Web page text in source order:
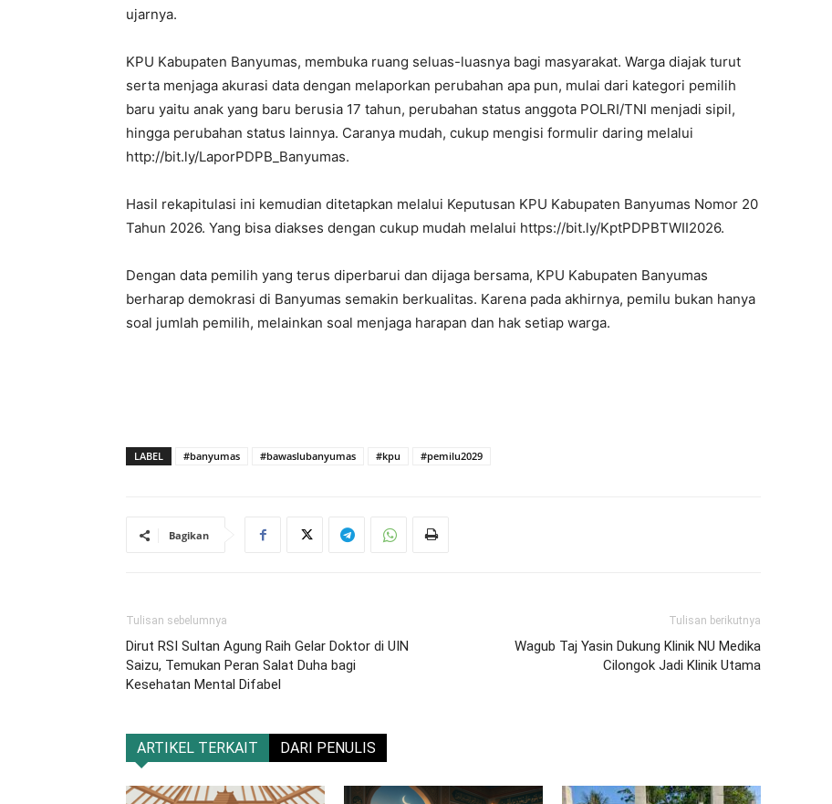
ujarnya.
KPU Kabupaten Banyumas, membuka ruang seluas-luasnya bagi masyarakat. Warga diajak turut
serta menjaga akurasi data dengan melaporkan perubahan apa pun, mulai dari kategori pemilih
baru yaitu anak yang baru berusia 17 tahun, perubahan status anggota POLRI/TNI menjadi sipil,
hingga perubahan status lainnya. Caranya mudah, cukup mengisi formulir daring melalui
http://bit.ly/LaporPDPB_Banyumas.
Hasil rekapitulasi ini kemudian ditetapkan melalui Keputusan KPU Kabupaten Banyumas Nomor 20
Tahun 2026. Yang bisa diakses dengan cukup mudah melalui https://bit.ly/KptPDPBTWII2026.
Dengan data pemilih yang terus diperbarui dan dijaga bersama, KPU Kabupaten Banyumas
berharap demokrasi di Banyumas semakin berkualitas. Karena pada akhirnya, pemilu bukan hanya
soal jumlah pemilih, melainkan soal menjaga harapan dan hak setiap warga.
LABEL #banyumas #bawaslubanyumas #kpu #pemilu2029
Bagikan
Tulisan sebelumnya
Dirut RSI Sultan Agung Raih Gelar Doktor di UIN
Saizu, Temukan Peran Salat Duha bagi
Kesehatan Mental Difabel
Tulisan berikutnya
Wagub Taj Yasin Dukung Klinik NU Medika
Cilongok Jadi Klinik Utama
ARTIKEL TERKAIT DARI PENULIS